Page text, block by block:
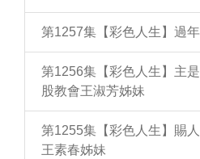
第1257集【彩色人生】過
第1256集【彩色人生】主
股教會王淑芳姊妹
第1255集【彩色人生】賜
王素春姊妹